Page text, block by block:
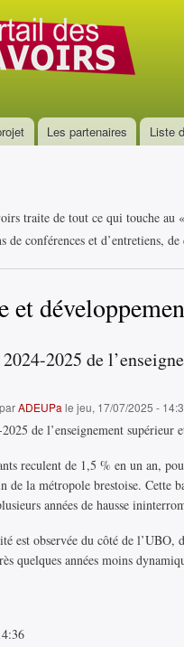
Les partenaires Liste
traite de tout ce qui touche au
de conférences et d’entretiens,
et
2025 de
ADEUPa le jeu, 17/07/2025 -
de l’enseignement supérieur
reculent de 1,5 % en un an,
de la métropole brestoise. Cette
années de hausse
est observée du côté de l’UBO,
quelques années moins